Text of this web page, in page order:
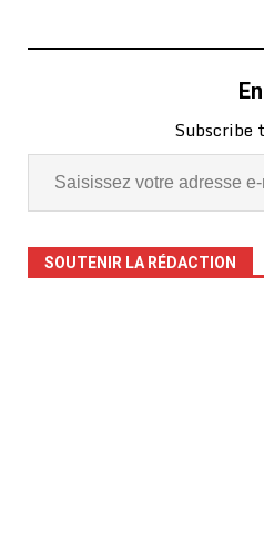
Subscribe
SOUTENIR LA RÉDACTION